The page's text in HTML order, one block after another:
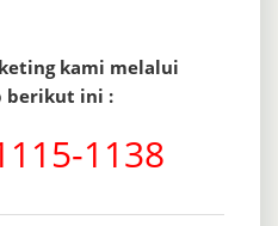
kami melalui
berikut ini :
1138